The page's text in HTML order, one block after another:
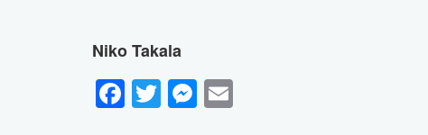
Niko Takala
Facebook
TwitterMessenger